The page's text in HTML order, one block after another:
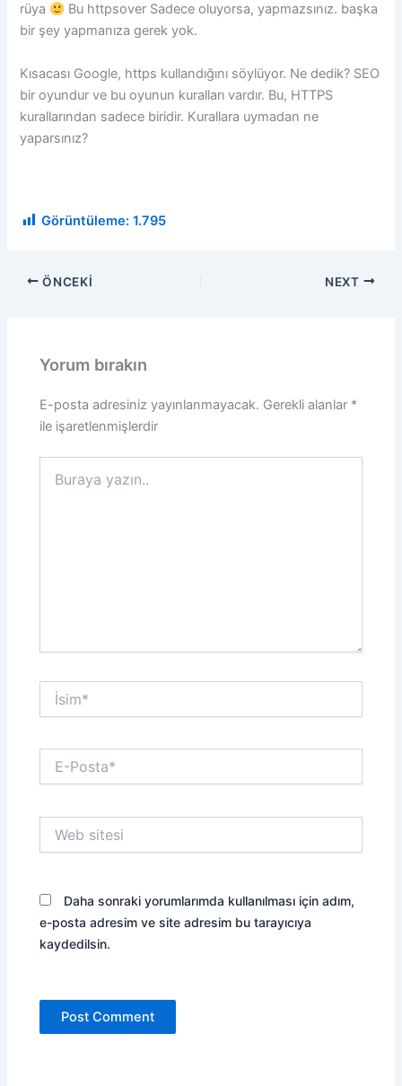
rüya
Bu httpsover Sadece oluyorsa, yapmazsınız. başka
bir şey yapmanıza gerek yok.
Kısacası Google, https kullandığını söylüyor. Ne dedik? SEO
bir oyundur ve bu oyunun kuralları vardır. Bu, HTTPS
kurallarından sadece biridir. Kurallara uymadan ne
yaparsınız?
Görüntüleme: 1.795
ÖNCEKI NEXT
Yorum bırakın
E-posta adresiniz yayınlanmayacak. Gerekli alanlar *
ile işaretlenmişlerdir
yazın..
İsim*
Posta*
sitesi
Daha sonraki yorumlarımda kullanılması için adım,
e-posta adresim ve site adresim bu tarayıcıya
kaydedilsin.